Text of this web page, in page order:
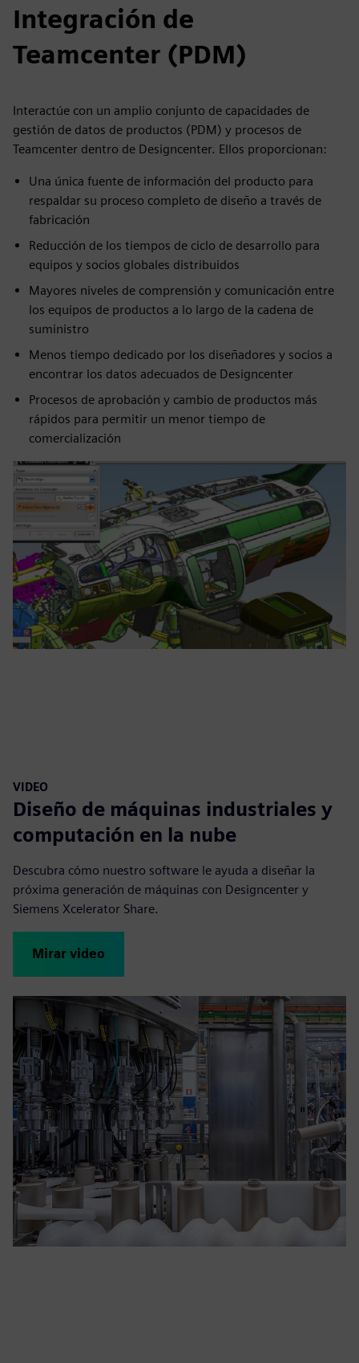
Integración de
Teamcenter (PDM)
Interactúe con un amplio conjunto de capacidades de
gestión de datos de productos (PDM) y procesos de
Teamcenter dentro de Designcenter. Ellos proporcionan:
Una única fuente de información del producto para
respaldar su proceso completo de diseño a través de
fabricación
Reducción de los tiempos de ciclo de desarrollo para
equipos y socios globales distribuidos
Mayores niveles de comprensión y comunicación entre
los equipos de productos a lo largo de la cadena de
suministro
Menos tiempo dedicado por los diseñadores y socios a
encontrar los datos adecuados de Designcenter
Procesos de aprobación y cambio de productos más
rápidos para permitir un menor tiempo de
comercialización
VIDEO
Diseño de máquinas industriales y
computación en la nube
Descubra cómo nuestro software le ayuda a diseñar la
próxima generación de máquinas con Designcenter y
Siemens Xcelerator Share.
Mirar video